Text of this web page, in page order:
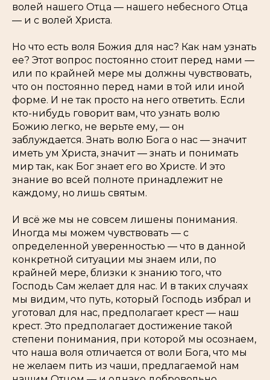
волей нашего Отца — нашего небесного Отца
— и с волей Христа.
Но что есть воля Божия для нас? Как нам узнать
ее? Этот вопрос постоянно стоит перед нами —
или по крайней мере мы должны чувствовать,
что он постоянно перед нами в той или иной
форме. И не так просто на него ответить. Если
кто-нибудь говорит вам, что узнать волю
Божию легко, не верьте ему, — он
заблуждается. Знать волю Бога о нас — значит
иметь ум Христа, значит — знать и понимать
мир так, как Бог знает его во Христе. И это
знание во всей полноте принадлежит не
каждому, но лишь святым.
И всё же мы не совсем лишены понимания.
Иногда мы можем чувствовать — с
определенной уверенностью — что в данной
конкретной ситуации мы знаем или, по
крайней мере, близки к знанию того, что
Господь Сам желает для нас. И в таких случаях
мы видим, что путь, который Господь избрал и
уготовал для нас, предполагает крест — наш
крест. Это предполагает достижение такой
степени понимания, при которой мы осознаем,
что наша воля отличается от воли Бога, что мы
не желаем пить из чаши, предлагаемой нам